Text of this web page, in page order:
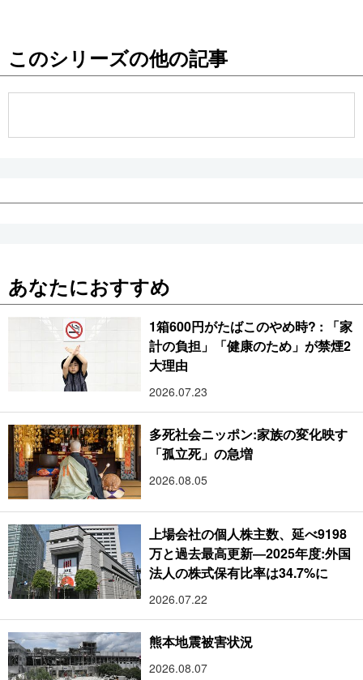
東京
このシリーズの他の記事
あなたにおすすめ
1箱600円がたばこのやめ時? : 「家
計の負担」「健康のため」が禁煙2
大理由
2026.07.23
多死社会ニッポン:家族の変化映す
「孤立死」の急増
2026.08.05
上場会社の個人株主数、延べ9198
万と過去最高更新―2025年度:外国
法人の株式保有比率は34.7%に
2026.07.22
熊本地震被害状況
2026.08.07